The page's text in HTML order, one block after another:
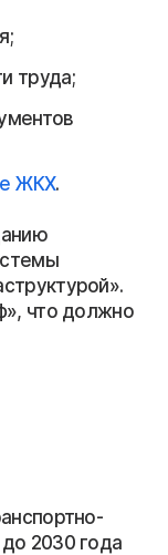
труда;
ЖКХ.
что должно
2030 года